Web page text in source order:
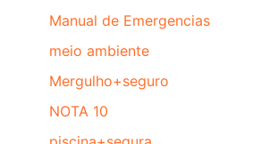
Manual de Emergencias
meio ambiente
Mergulho+seguro
NOTA 10